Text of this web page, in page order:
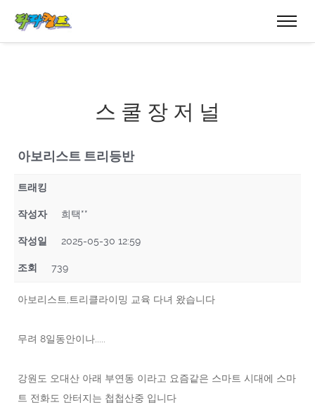
스 쿨 장 저 널
아보리스트 트리등반
트래킹
작성자 희택**
작성일 2025-05-30 12:59
조회 739
아보리스트,트리클라이밍 교육 다녀 왔습니다
무려 8일동안이나.....
강원도 오대산 아래 부연동 이라고 요즘같은 스마트 시대에 스마
트 전화도 안터지는 첩첩산중 입니다